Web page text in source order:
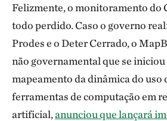
Felizmente, o monitoramento do
todo perdido. Caso o governo
Prodes e o Deter Cerrado, o
não governamental que se iniciou
mapeamento da dinâmica do uso
ferramentas de computação em
artificial,anunciou que lançará